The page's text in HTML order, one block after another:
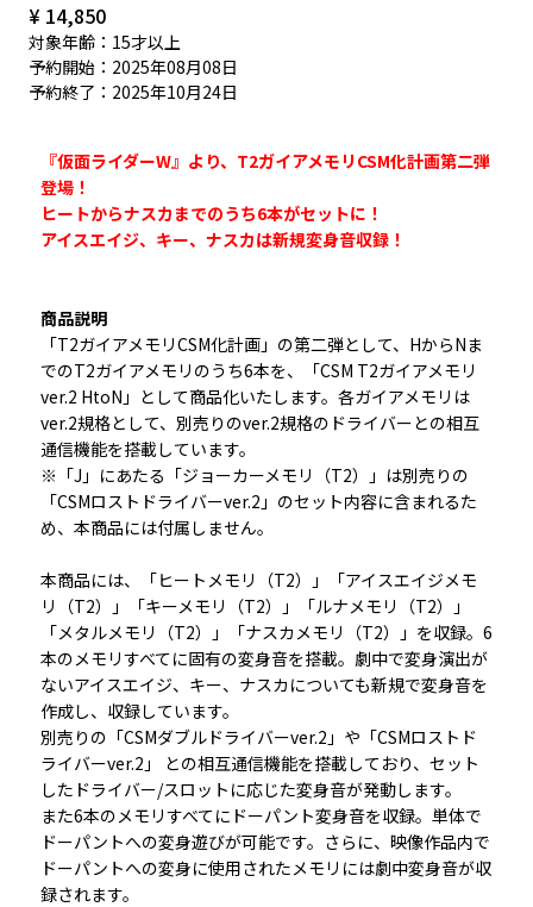
¥ 14,850
対象年齢：15才以上
予約開始：2025年08月08日
予約終了：2025年10月24日
『仮面ライダーW』より、T2ガイアメモリCSM化計画第二弾
登場！
ヒートからナスカまでのうち6本がセットに！
アイスエイジ、キー、ナスカは新規変身音収録！
商品説明
「T2ガイアメモリCSM化計画」の第二弾として、HからNま
でのT2ガイアメモリのうち6本を、「CSM T2ガイアメモリ
ver.2 HtoN」として商品化いたします。各ガイアメモリは
ver.2規格として、別売りのver.2規格のドライバーとの相互
通信機能を搭載しています。
※「J」にあたる「ジョーカーメモリ（T2）」は別売りの
「CSMロストドライバーver.2」のセット内容に含まれるた
め、本商品には付属しません。
本商品には、「ヒートメモリ（T2）」「アイスエイジメモ
リ（T2）」「キーメモリ（T2）」「ルナメモリ（T2）」
「メタルメモリ（T2）」「ナスカメモリ（T2）」を収録。6
本のメモリすべてに固有の変身音を搭載。劇中で変身演出が
ないアイスエイジ、キー、ナスカについても新規で変身音を
作成し、収録しています。
別売りの「CSMダブルドライバーver.2」や「CSMロストド
ライバーver.2」 との相互通信機能を搭載しており、セット
したドライバー/スロットに応じた変身音が発動します。
また6本のメモリすべてにドーパント変身音を収録。単体で
ドーパントへの変身遊びが可能です。さらに、映像作品内で
ドーパントへの変身に使用されたメモリには劇中変身音が収
録されます。